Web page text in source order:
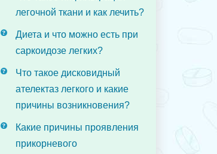
легочной ткани и как лечить?
Диета и что можно есть при
саркоидозе легких?
Что такое дисковидный
ателектаз легкого и какие
причины возникновения?
Какие причины проявления
прикорневого